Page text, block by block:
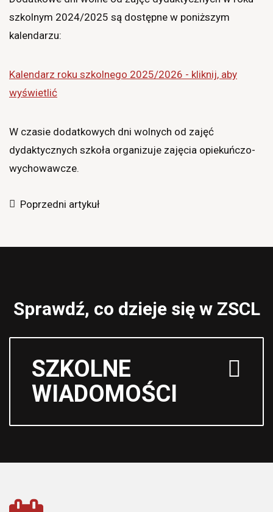
szkolnym 2024/2025 są dostępne w poniższym
kalendarzu:
Kalendarz roku szkolnego 2025/2026 - kliknij, aby
wyświetlić
W czasie dodatkowych dni wolnych od zajęć
dydaktycznych szkoła organizuje zajęcia opiekuńczo-
wychowawcze.
Poprzedni artykuł
Sprawdź, co dzieje się w ZSCL
SZKOLNE
WIADOMOŚCI